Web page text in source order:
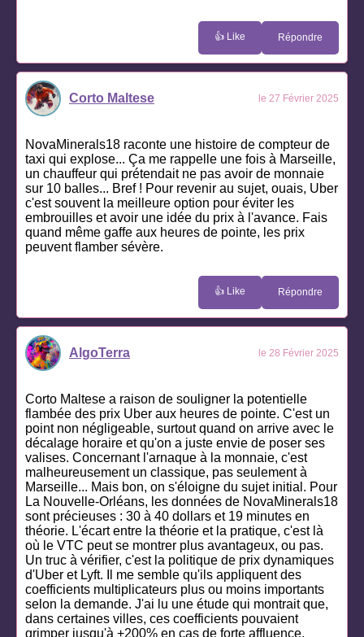
👍 Like Répondre
Corto Maltese le 27 Février 2025
NovaMinerals18 raconte une histoire de compteur de
taxi qui explose... Ça me rappelle une fois à Marseille,
un chauffeur qui prétendait ne pas avoir de monnaie
sur 10 balles... Bref ! Pour revenir au sujet, ouais, Uber
c'est souvent la meilleure option pour éviter les
embrouilles et avoir une idée du prix à l'avance. Fais
quand même gaffe aux heures de pointe, les prix
peuvent flamber sévère.
👍 Like Répondre
AlgoTerra le 28 Février 2025
Corto Maltese a raison de souligner la potentielle
flambée des prix Uber aux heures de pointe. C'est un
point non négligeable, surtout quand on arrive avec le
décalage horaire et qu'on a juste envie de poser ses
valises. Concernant l'arnaque à la monnaie, c'est
malheureusement un classique, pas seulement à
Marseille... Mais bon, on s'éloigne du sujet initial. Pour
La Nouvelle-Orléans, les données de NovaMinerals18
sont précieuses : 30 à 40 dollars et 19 minutes en
théorie. L'écart entre la théorie et la pratique, c'est là
où le VTC peut se montrer plus avantageux, ou pas.
Un truc à vérifier, c'est la politique de prix dynamiques
d'Uber et Lyft. Il me semble qu'ils appliquent des
coefficients multiplicateurs plus ou moins importants
selon la demande. J'ai lu une étude qui montrait que,
dans certaines villes, ces coefficients pouvaient
grimper jusqu'à +200% en cas de forte affluence.